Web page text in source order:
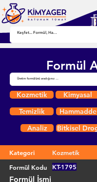
Formül
Kozmetik Kimyasal
Temizlik
Hammadde
Analiz
Bitkisel
Kategori
Kozmetik
Formül Kodu
KT-1795
Formül İsmi